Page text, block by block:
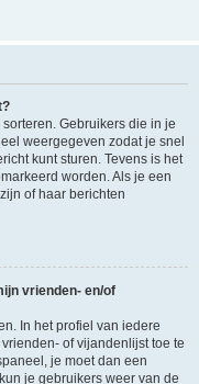
Gebruikers die in je
weergegeven zodat je snel
kunt sturen. Tevens is het
worden. Als je een
of haar berichten
vrienden- en/of
In het profiel van iedere
of vijandenlijst toe te
je moet dan een
je gebruikers weer van de